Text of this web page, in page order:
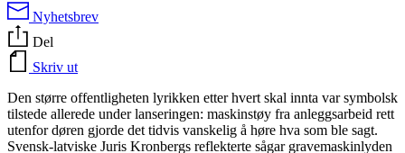
Nyhetsbrev
Del
Skriv ut
Den større offentligheten lyrikken etter hvert skal innta var symbolsk
tilstede allerede under lanseringen: maskinstøy fra anleggsarbeid rett
utenfor døren gjorde det tidvis vanskelig å høre hva som ble sagt.
Svensk-latviske Juris Kronbergs reflekterte sågar gravemaskinlyden